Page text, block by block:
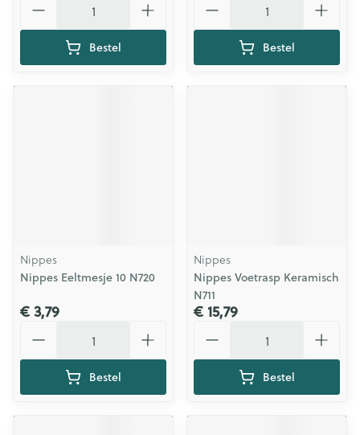
Bestel Bestel
Nippes
Nippes Eeltmesje 10 N720
€ 3,79
Bestel
Nippes
Nippes Voetrasp Keramisch
N711
€ 15,79
Bestel